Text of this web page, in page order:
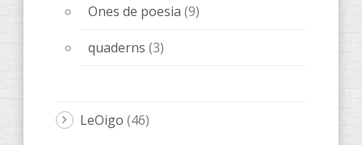
Ones de poesia (9)
quaderns (3)
LeOigo (46)